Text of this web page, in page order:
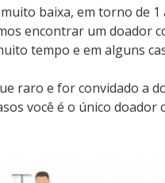
baixa, em torno de
encontrar um doador
tempo e em alguns
raro e for convidado a
você é o único doador